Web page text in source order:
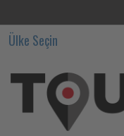
Ryanair
yeni
Hollanda
Ülke Seçin